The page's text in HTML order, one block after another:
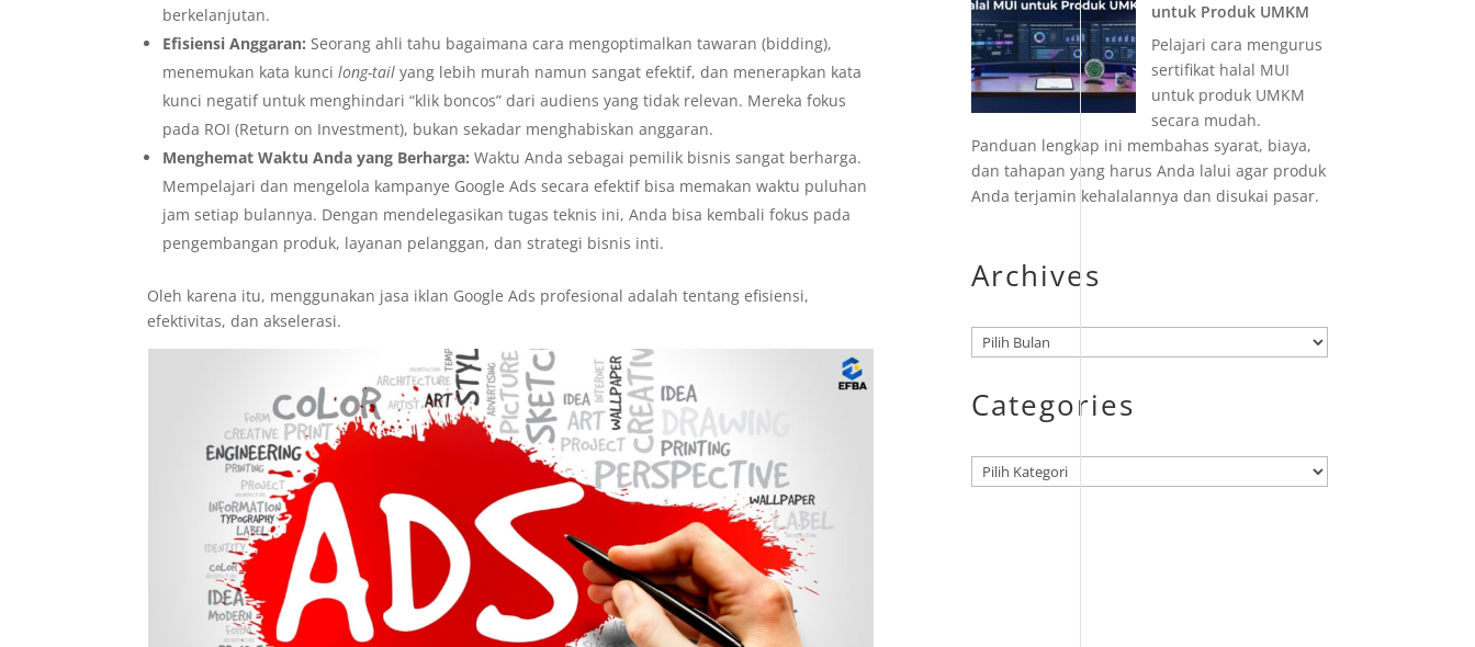
berkelanjutan.
Efisiensi Anggaran: Seorang ahli tahu bagaimana cara mengoptimalkan tawaran (bidding),
menemukan kata kuncilong-tail yang lebih murah namun sangat efektif, dan menerapkan kata
kunci negatif untuk menghindari “klik boncos” dari audiens yang tidak relevan. Mereka fokus
pada ROI (Return on Investment), bukan sekadar menghabiskan anggaran.
Menghemat Waktu Anda yang Berharga: Waktu Anda sebagai pemilik bisnis sangat berharga.
Mempelajari dan mengelola kampanye Google Ads secara efektif bisa memakan waktu puluhan
jam setiap bulannya. Dengan mendelegasikan tugas teknis ini, Anda bisa kembali fokus pada
pengembangan produk, layanan pelanggan, dan strategi bisnis inti.
Oleh karena itu, menggunakan jasa iklan Google Ads profesional adalah tentang efisiensi,
efektivitas, dan akselerasi.
untuk Produk UMKM
Pelajari cara mengurus
sertifikat halal MUI
untuk produk UMKM
secara mudah.
Panduan lengkap ini membahas syarat, biaya,
dan tahapan yang harus Anda lalui agar produk
Anda terjamin kehalalannya dan disukai pasar.
Archives
Arsip
Categories
Kategori